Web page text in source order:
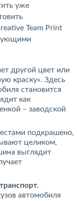
уже
Team Print
другой цвет или
краску». Здесь
становится
как
– заводской
подкрашено,
целиком,
выглядит
автомобиля